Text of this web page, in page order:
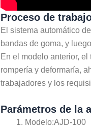
Proceso de
El sistema automático
bandas de goma, y
En el modelo anterior,
rompería y deformaría,
trabajadores y los
Parámetros de la
Modelo:AJD-100